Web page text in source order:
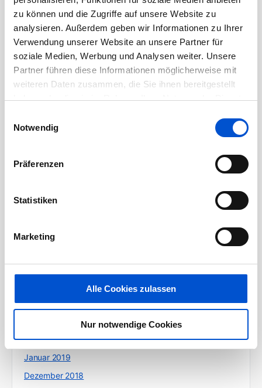
zu können und die Zugriffe auf unsere Website zu
analysieren. Außerdem geben wir Informationen zu Ihrer
Verwendung unserer Website an unsere Partner für
soziale Medien, Werbung und Analysen weiter. Unsere
Partner führen diese Informationen möglicherweise mit
weiteren Daten zusammen, die Sie ihnen bereitgestellt
haben oder die sie im Rahmen Ihrer Nutzung der Dienste
Notwendig
Präferenzen
Statistiken
Marketing
Alle Cookies zulassen
Nur notwendige Cookies
August 2020
Juli 2020
Juni 2020
Mai 2020
April 2020
März 2020
Juni 2019
April 2019
Februar 2019
Januar 2019
Dezember 2018